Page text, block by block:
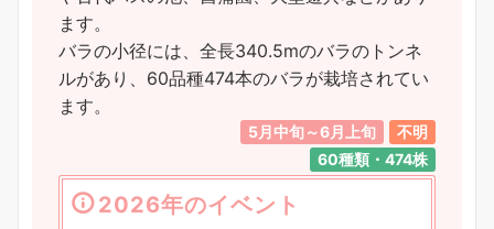
ます。
バラの小径には、全長340.5mのバラのトンネ
ルがあり、60品種474本のバラが栽培されてい
ます。
5月中旬～6月上旬
不明
60種類・474株
2026年のイベント